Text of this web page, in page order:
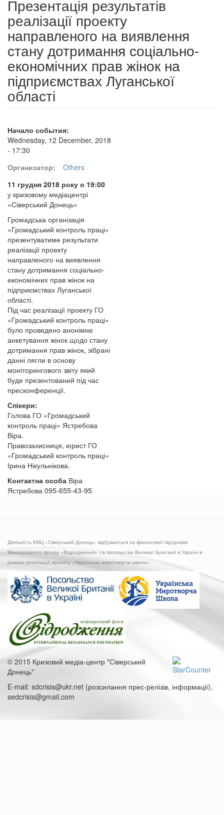
Презентація результатів
реалізації проекту
направленого на виявлення
стану дотримання соціально-
економічних прав жінок на
підприємствах Луганської
області
Начало события:
Wednesday, 12 December, 2018
- 17:30
Организатор:
Others
11 грудня 2018 року о 19:00
у кризовому медіацентрі
«Сіверський Донець»
Громадська організація
«Громадський контроль праці»
презентуватиме результати
реалізації проекту
направленого на виявлення
стану дотримання соціально-
економічних прав жінок на
підприємствах Луганської
області.
Під час реалізації проекту ГО
«Громадський контроль праці»
було проведено анонімне
анкетування жінок щодо стану
дотримання прав жінок, зібрані
данні лягли в основу
моніторингового звіту який
буде презентований під час
пресконференції.
Спікери:
Голова ГО «Громадський
контроль праці» Ястребова
Віра.
Правозахисниця, юрист ГО
«Громадський контроль праці»
Ірина Нікульнікова.
Контактна особа Віра
Ястребова 095-655-43-95
Діяльність КМЦ «Сіверський Донець» відбувається за фінансової підтримки
Міжнародного фонду «Відродження» та посольства Великої Британії в Україні в
рамках реалізації проекту «Українська миротворча школа»
© 2015 Кризовий медіа-центр "Сіверський
Донець"
E-mail: sdcrisis@ukr.net (розсилання прес-релізів, інформації),
sedcrisis@gmail.com